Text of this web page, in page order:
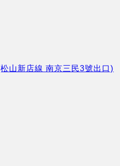
山新店線 南京三民3號出口)